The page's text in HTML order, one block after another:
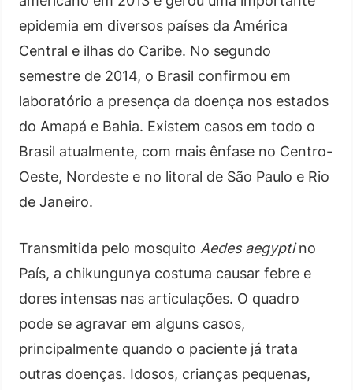
epidemia em diversos países da América
Central e ilhas do Caribe. No segundo
semestre de 2014, o Brasil confirmou em
laboratório a presença da doença nos estados
do Amapá e Bahia. Existem casos em todo o
Brasil atualmente, com mais ênfase no Centro-
Oeste, Nordeste e no litoral de São Paulo e Rio
de Janeiro.
Transmitida pelo mosquito Aedes aegyptino
País, a chikungunya costuma causar febre e
dores intensas nas articulações. O quadro
pode se agravar em alguns casos,
principalmente quando o paciente já trata
outras doenças. Idosos, crianças pequenas,